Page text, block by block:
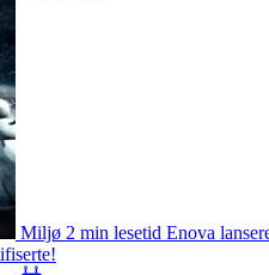
Miljø 2 min lesetid Enova